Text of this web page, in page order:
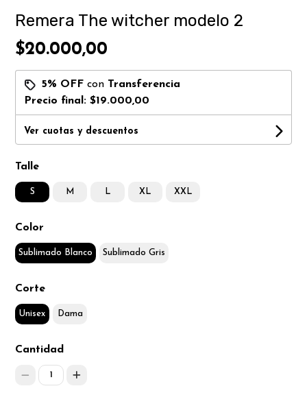
Remera The witcher modelo 2
$20.000,00
5% OFF con Transferencia
Precio final:$19.000,00
Ver cuotas y descuentos
Talle
S M L XL XXL
Color
Sublimado Blanco Sublimado Gris
Corte
Unisex Dama
Cantidad
1